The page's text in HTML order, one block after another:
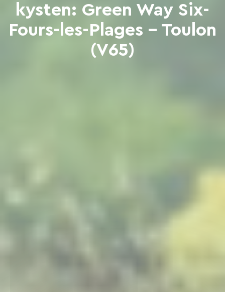
kysten: Green Way Six-
Fours-les-Plages - Toulon
(V65)